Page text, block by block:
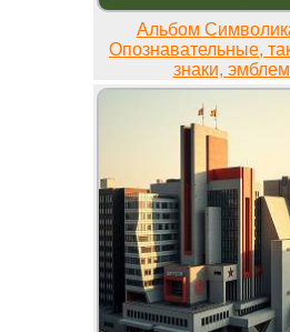
Альбом
Опознавательные,
знаки,